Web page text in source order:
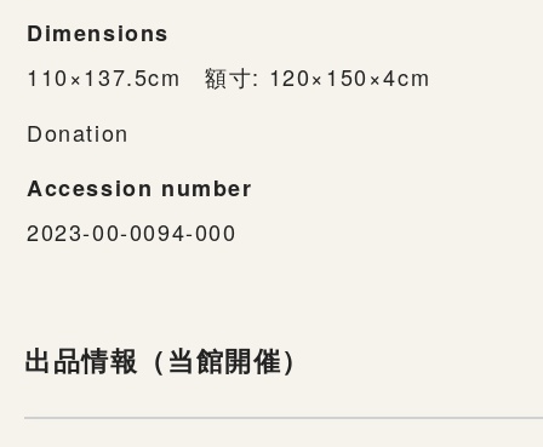
Dimensions
110×137.5cm 額寸: 120×150×4cm
Donation
Accession number
2023-00-0094-000
出品情報（当館開催）